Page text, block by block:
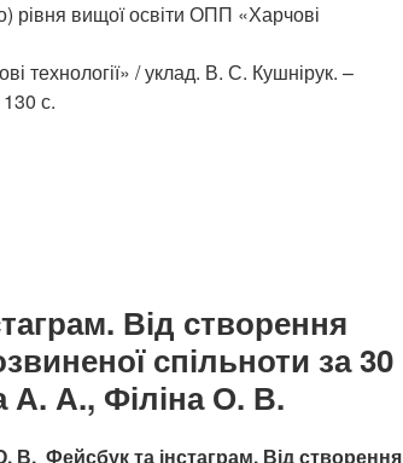
рівня вищої освіти ОПП «Харчові
технології» / уклад. В. С. Кушнірук. –
с.
Від створення
спільноти за 30
А. А., Філіна О. В.
В. Фейсбук та інстаграм. Від створення